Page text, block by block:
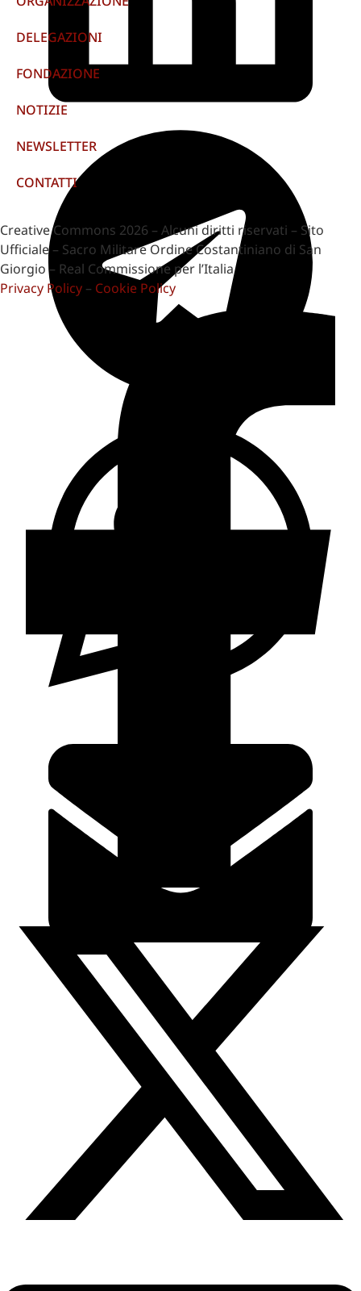
DELEGAZIONI
FONDAZIONE
NOTIZIE
NEWSLETTER
CONTATTI
Creative Commons 2026 – Alcuni diritti riservati – Sito
Ufficiale – Sacro Militare Ordine Costantiniano di San
Giorgio – Real Commissione per l’Italia
Privacy Policy – Cookie Policy